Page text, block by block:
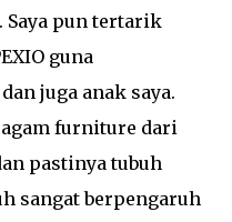
Saya pun tertarik
guna
juga anak saya.
furniture dari
pastinya tubuh
sangat berpengaruh